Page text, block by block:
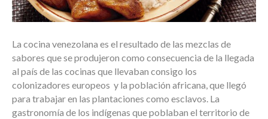
La cocina venezolana es el resultado de las mezclas de
sabores que se produjeron como consecuencia de la llegada
al país de las cocinas que llevaban consigo los
colonizadores europeos y la población africana, que llegó
para trabajar en las plantaciones como esclavos. La
gastronomía de los indígenas que poblaban el territorio de